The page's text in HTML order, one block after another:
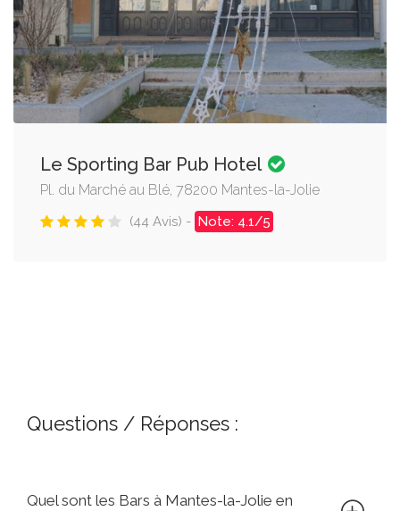
Le Sporting Bar Pub Hotel
Pl. du Marché au Blé, 78200 Mantes-la-Jolie
(44 Avis) - Note: 4.1/5
Questions / Réponses :
Quel sont les Bars à Mantes-la-Jolie en